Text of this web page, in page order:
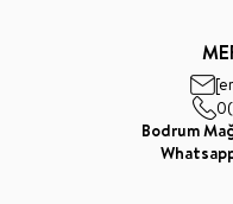
Bodrum